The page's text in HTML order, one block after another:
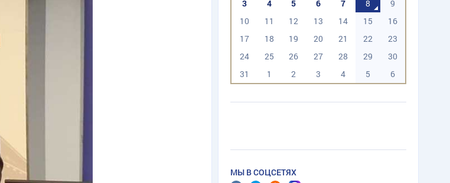
3
4 5 6 7 8
9
10
11 12 13 14 15
16
17
18 19 20 21 22
23
24
25 26 27 28 29
30
31
1 2 3 4 5 6
МЫ В СОЦСЕТЯХ